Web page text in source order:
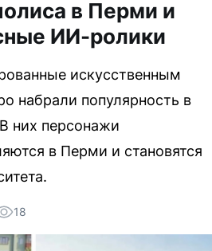
в Перми и
ИИ-ролики
искусственным
набрали популярность в
них персонажи
в Перми и становятся
18